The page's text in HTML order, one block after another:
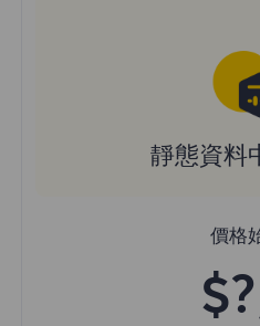
靜態資料
價格
$?